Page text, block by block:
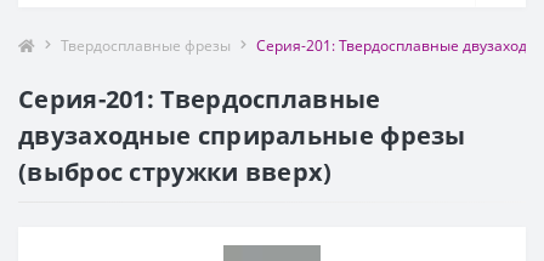
Твердосплавные фрезы Серия-201: Твердосплавные
Серия-201: Твердосплавные
двузаходные сприральные фрезы
(выброс стружки вверх)